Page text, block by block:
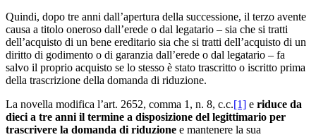
Quindi, dopo tre anni dall’apertura della successione, il terzo avente
causa a titolo oneroso dall’erede o dal legatario – sia che si tratti
dell’acquisto di un bene ereditario sia che si tratti dell’acquisto di un
diritto di godimento o di garanzia dall’erede o dal legatario – fa
salvo il proprio acquisto se lo stesso è stato trascritto o iscritto prima
della trascrizione della domanda di riduzione.
La novella modifica l’art. 2652, comma 1, n. 8, c.c.[1] e riduce da
dieci a tre anni il termine a disposizione del legittimario per
trascrivere la domanda di riduzione e mantenere la sua